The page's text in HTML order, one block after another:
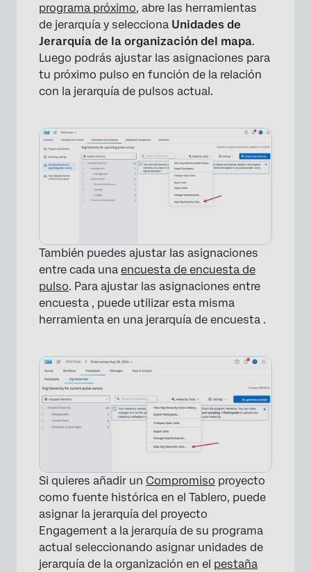
×
programa próximo, abre las herramientas
de jerarquía y selecciona Unidades de
Jerarquía de la organización del mapa.
Luego podrás ajustar las asignaciones para
tu próximo pulso en función de la relación
con la jerarquía de pulsos actual.
También puedes ajustar las asignaciones
entre cada una encuesta de encuesta de
pulso. Para ajustar las asignaciones entre
encuesta , puede utilizar esta misma
herramienta en una jerarquía de encuesta .
Si quieres añadir un Compromiso proyecto
como fuente histórica en el Tablero, puede
asignar la jerarquía del proyecto
Engagement a la jerarquía de su programa
actual seleccionando asignar unidades de
jerarquía de la organización en el pestaña